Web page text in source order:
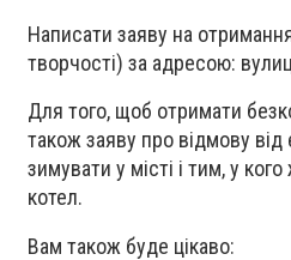
Написати заяву на
творчості) за адресою:
Для того, щоб отримати
також заяву про відмову
зимувати у місті і тим, у
котел.
Вам також буде цікаво: